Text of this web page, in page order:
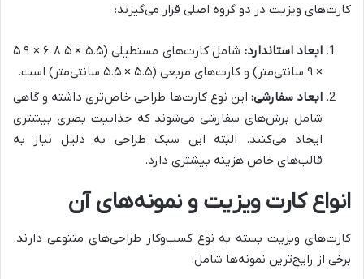
کارت‌های ویزیت در دو گروه اصلی قرار می‌گیرند:
ابعاد استاندارد:
شامل کارت‌های مستطیلی (۵.۵ × ۸.۵ ۶ × ۹ ۵
× ۹ سانتی‌متر) و کارت‌های مربعی (۵.۵ × ۵.۵ سانتی‌متر) است.
ابعاد سفارشی: این نوع کارت‌ها طراحی خاص‌تری داشته و گاهی
شامل برش‌های سفارشی می‌شوند که جذابیت بصری بیشتری
ایجاد می‌کنند. البته این سبک طراحی به دلیل نیاز به
قالب‌های خاص هزینه بیشتری دارد.
انواع کارت ویزیت و نمونه‌های آن
کارت‌های ویزیت بسته به نوع کسب‌وکار طراحی‌های متنوعی دارند.
برخی از رایج‌ترین نمونه‌ها شامل: